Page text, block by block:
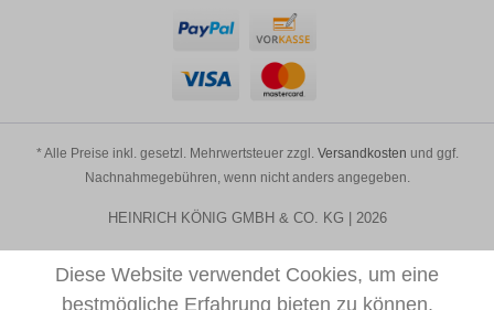
* Alle Preise inkl. gesetzl. Mehrwertsteuer zzgl. Versandkosten und ggf.
Nachnahmegebühren, wenn nicht anders angegeben.
HEINRICH KÖNIG GMBH & CO. KG | 2026
Diese Website verwendet Cookies, um eine
bestmögliche Erfahrung bieten zu können.